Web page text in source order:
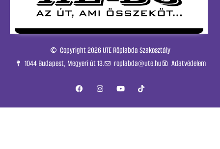
Copyright 2026 UTE Röplabda Szakosztály
1044 Budapest, Megyeri út 13.
roplabda@ute.hu Adatvédelem